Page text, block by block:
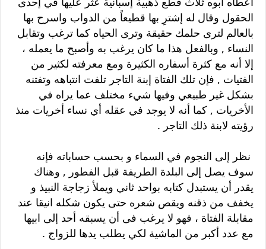
الحقول وقال له إشترِ بها قطيعاً من الدواب واسرح بها
بالعالم لترى حلمك حقيقة وترى الحياه كما ترغب وتقابل
النساء , وبالفعل هذا ما كان يرغب به وأصبح ما يعمله ،
إلا أنه مع كثرة أسفاره الكثيرة ومع معرفته لكثير من
الفتيات , فإن تلك الفتاة إبنة التاجر تلفت انتباهه وتفتنه
بشكل غير طبيعي وفيها شيء مختلف عما يراه في
الأخريات , كما أنه لا يوجد في عقله أي نساء أخريات منذ
رؤيته لابنة ذلك التاجر .
نظر إلى النجوم في السماء و بحسب حساباته فإنه
سوف يصل إلى البلدة الطريفة قبل الفطور , وهناك
يقدر أن يستبدل كتابه بواحد ثاني ويملأ زجاجة النبيذ و
يخفف من ذقنه ويقص شعره حتى يكون شكله انيقا عند
مقابلة الفتاة ، فهو لا يرغب فى أن يسبقه أحد إلى ابيها
مع عدد أكبر من الماشية لكي يطلب يدها للزواج .